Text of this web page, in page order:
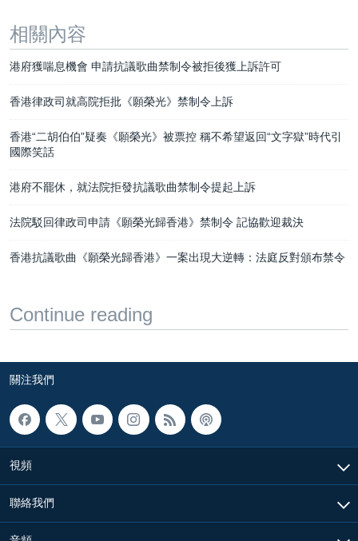
相關內容
港府獲喘息機會 申請抗議歌曲禁制令被拒後獲上訴許可
香港律政司就高院拒批《願榮光》禁制令上訴
香港“二胡伯伯”疑奏《願榮光》被票控 稱不希望返回“文字獄”時代引
國際笑話
港府不罷休，就法院拒發抗議歌曲禁制令提起上訴
法院駁回律政司申請《願榮光歸香港》禁制令 記協歡迎裁決
香港抗議歌曲《願榮光歸香港》一案出現大逆轉：法庭反對頒布禁令
Continue reading
關注我們
視頻
聯絡我們